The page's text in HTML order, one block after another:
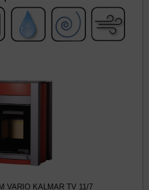
VARIO KALMAR TV 11/7